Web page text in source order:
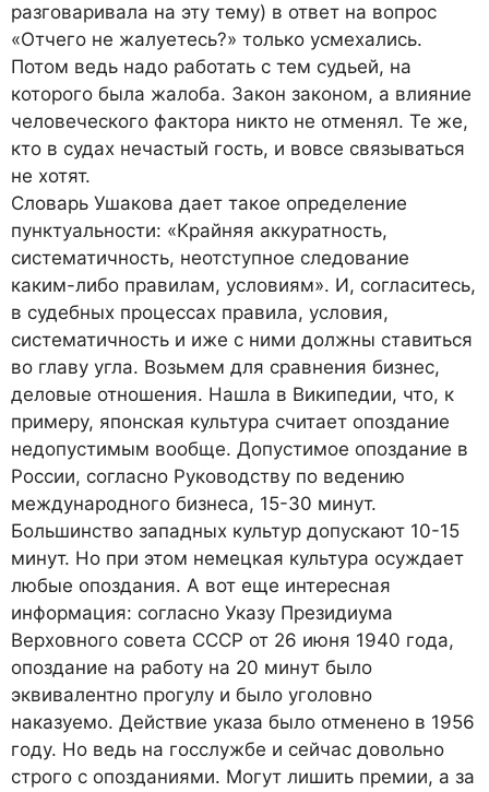
разговаривала на эту тему) в ответ на вопрос
«Отчего не жалуетесь?» только усмехались.
Потом ведь надо работать с тем судьей, на
которого была жалоба. Закон законом, а влияние
человеческого фактора никто не отменял. Те же,
кто в судах нечастый гость, и вовсе связываться
не хотят.
Словарь Ушакова дает такое определение
пунктуальности: «Крайняя аккуратность,
систематичность, неотступное следование
каким-либо правилам, условиям». И, согласитесь,
в судебных процессах правила, условия,
систематичность и иже с ними должны ставиться
во главу угла. Возьмем для сравнения бизнес,
деловые отношения. Нашла в Википедии, что, к
примеру, японская культура считает опоздание
недопустимым вообще. Допустимое опоздание в
России, согласно Руководству по ведению
международного бизнеса, 15-30 минут.
Большинство западных культур допускают 10-15
минут. Но при этом немецкая культура осуждает
любые опоздания. А вот еще интересная
информация: согласно Указу Президиума
Верховного совета СССР от 26 июня 1940 года,
опоздание на работу на 20 минут было
эквивалентно прогулу и было уголовно
наказуемо. Действие указа было отменено в 1956
году. Но ведь на госслужбе и сейчас довольно
строго с опозданиями. Могут лишить премии, а за